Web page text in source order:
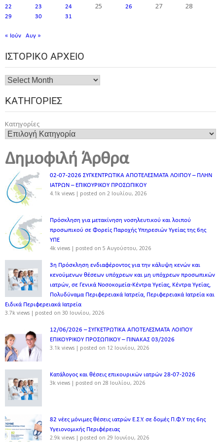
22 23 24 25 26 27 28
29 30 31
« Ιούν Αυγ »
ΙΣΤΟΡΙΚΌ ΑΡΧΕΊΟ
ΚΑΤΗΓΟΡΊΕΣ
Κατηγορίες
Δημοφιλή Άρθρα
02-07-2026 ΣΥΓΚΕΝΤΡΩΤΙΚΑ ΑΠΟΤΕΛΕΣΜΑΤΑ ΛΟΙΠΟΥ – ΠΛΗΝ
ΙΑΤΡΩΝ – ΕΠΙΚΟΥΡΙΚΟΥ ΠΡΟΣΩΠΙΚOY
4.1k views | posted on 2 Ιουλίου, 2026
Πρόσκληση για μετακίνηση νοσηλευτικού και λοιπού
προσωπικού σε Φορείς Παροχής Υπηρεσιών Υγείας της 6ης
ΥΠΕ
4k views | posted on 5 Αυγούστου, 2026
3η Πρόσκληση ενδιαφέροντος για την κάλυψη κενών και
κενούμενων θέσεων υπόχρεων και μη υπόχρεων προσωπικών
ιατρών, σε Γενικά Νοσοκομεία-Κέντρα Υγείας, Κέντρα Υγείας,
Πολυδύναμα Περιφερειακά Ιατρεία, Περιφερειακά Ιατρεία και
Ειδικά Περιφερειακά Ιατρεία
3.7k views | posted on 30 Ιουνίου, 2026
12/06/2026 – ΣΥΓΚΕΤΡΩΤΙΚΑ ΑΠΟΤΕΛΕΣΜΑΤΑ ΛΟΙΠΟΥ
ΕΠΙΚΟΥΡΙΚΟΥ ΠΡΟΣΩΠΙΚΟΥ – ΠΙΝΑΚΑΣ 03/2026
3.1k views | posted on 12 Ιουνίου, 2026
Κατάλογος και θέσεις επικουρικών ιατρών 28-07-2026
3k views | posted on 28 Ιουλίου, 2026
82 νέες μόνιμες θέσεις ιατρών Ε.Σ.Υ. σε δομές Π.Φ.Υ της 6ης
Υγειονομικής Περιφέρειας
2.9k views | posted on 29 Ιουνίου, 2026